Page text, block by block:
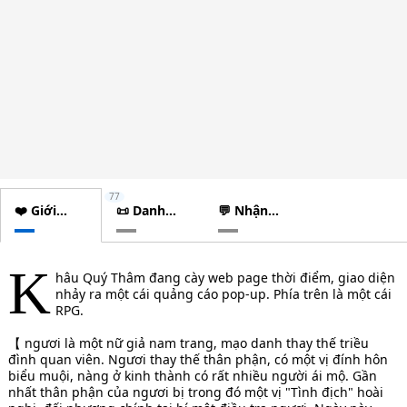
❤️ Giới
thiệu
📜 Danh
sách
chương
77
💬 Nhận
xét
K hâu Quý Thâm đang cày web page thời điểm, giao diện
nhảy ra một cái quảng cáo pop-up. Phía trên là một cái
RPG.
【 ngươi là một nữ giả nam trang, mạo danh thay thế triều
đình quan viên. Ngươi thay thế thân phận, có một vị đính hôn
biểu muội, nàng ở kinh thành có rất nhiều người ái mộ. Gần
nhất thân phận của ngươi bị trong đó một vị "Tình địch" hoài